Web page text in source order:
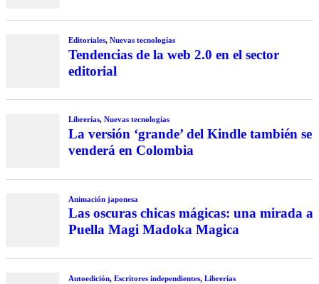
Editoriales, Nuevas tecnologías
Tendencias de la web 2.0 en el sector
editorial
Librerías, Nuevas tecnologías
La versión ‘grande’ del Kindle también se
venderá en Colombia
Animación japonesa
Las oscuras chicas mágicas: una mirada a
Puella Magi Madoka Magica
Autoedición, Escritores independientes, Librerías